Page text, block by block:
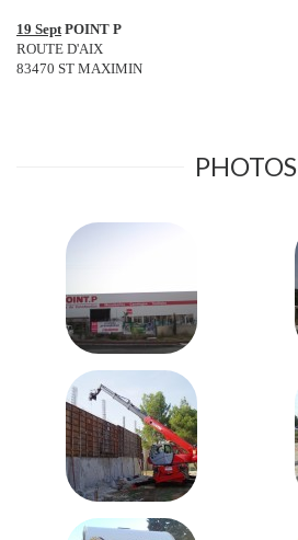
19 SeptPOINT P
ROUTE D'AIX
83470 ST MAXIMIN
PHOTOS